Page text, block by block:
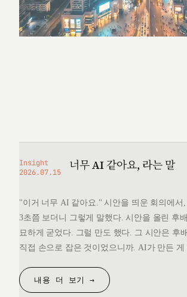
Insight
2026.07.15
너무 AI 같아요, 라는 말
"이거 너무 AI 같아요." 시안을 띄운 회의에서
3초쯤 보더니 그렇게 말했다. 시안을 올린 후
묘하게 굳었다. 그럴 만도 했다. 그 시안은 후
직접 손으로 잡은 것이었으니까. AI가 만든 게
것을 변호할 언어를 끝내 찾지 못했다. 돌아오
생각했다. 대체 "AI 같다"는…
내용 더 보기 →